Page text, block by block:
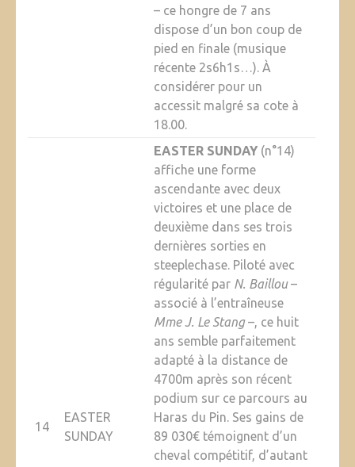
– ce hongre de 7 ans
dispose d’un bon coup de
pied en finale (musique
récente 2s6h1s…). À
considérer pour un
accessit malgré sa cote à
18.00.
14
EASTER
SUNDAY
EASTER SUNDAY(n°14)
affiche une forme
ascendante avec deux
victoires et une place de
deuxième dans ses trois
dernières sorties en
steeplechase. Piloté avec
régularité par N. Baillou–
associé à l’entraîneuse
Mme J. Le Stang–, ce huit
ans semble parfaitement
adapté à la distance de
4700m après son récent
podium sur ce parcours au
Haras du Pin. Ses gains de
89 030€ témoignent d’un
cheval compétitif, d’autant